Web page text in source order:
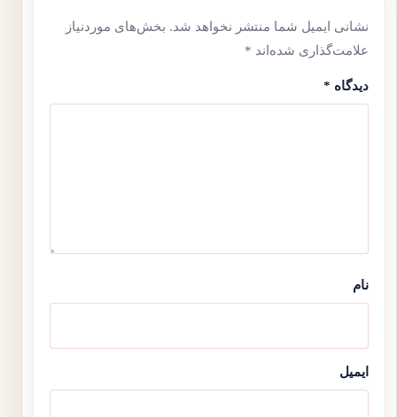
نشانی ایمیل شما منتشر نخواهد شد. بخش‌های موردنیاز
علامت‌گذاری شده‌اند *
دیدگاه *
نام
ایمیل